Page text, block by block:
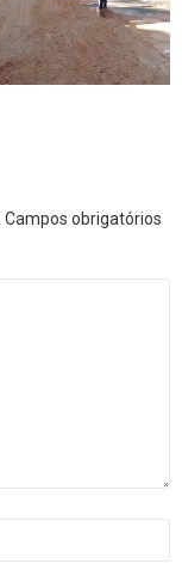
Campos obrigatórios